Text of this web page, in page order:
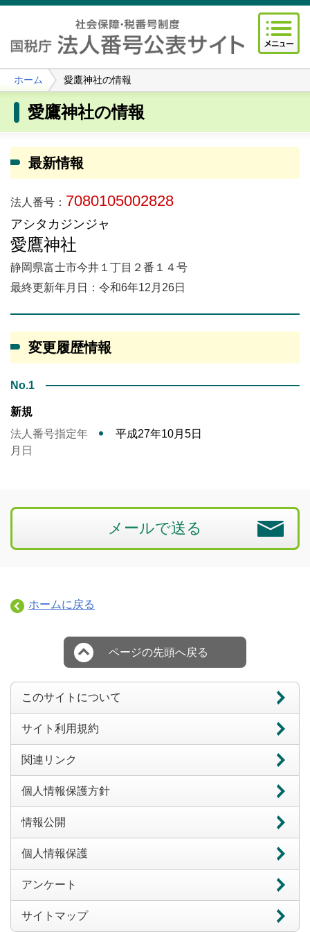
ホーム 愛鷹神社の情報
愛鷹神社の情報
最新情報
法人番号： 7080105002828
アシタカジンジャ
愛鷹神社
静岡県富士市今井１丁目２番１４号
最終更新年月日：令和6年12月26日
変更履歴情報
No.1
新規
法人番号指定年
月日
平成27年10月5日
メールで送る
ホームに戻る
ページの先頭へ戻る
このサイトについて
サイト利用規約
関連リンク
個人情報保護方針
情報公開
個人情報保護
アンケート
サイトマップ